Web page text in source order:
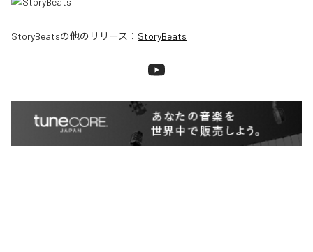
StoryBeatsの他のリリース： StoryBeats